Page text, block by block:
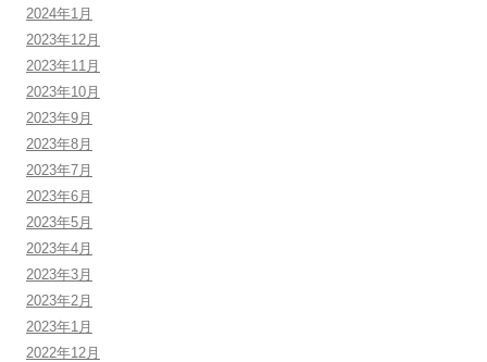
2024年1月
2023年12月
2023年11月
2023年10月
2023年9月
2023年8月
2023年7月
2023年6月
2023年5月
2023年4月
2023年3月
2023年2月
2023年1月
2022年12月